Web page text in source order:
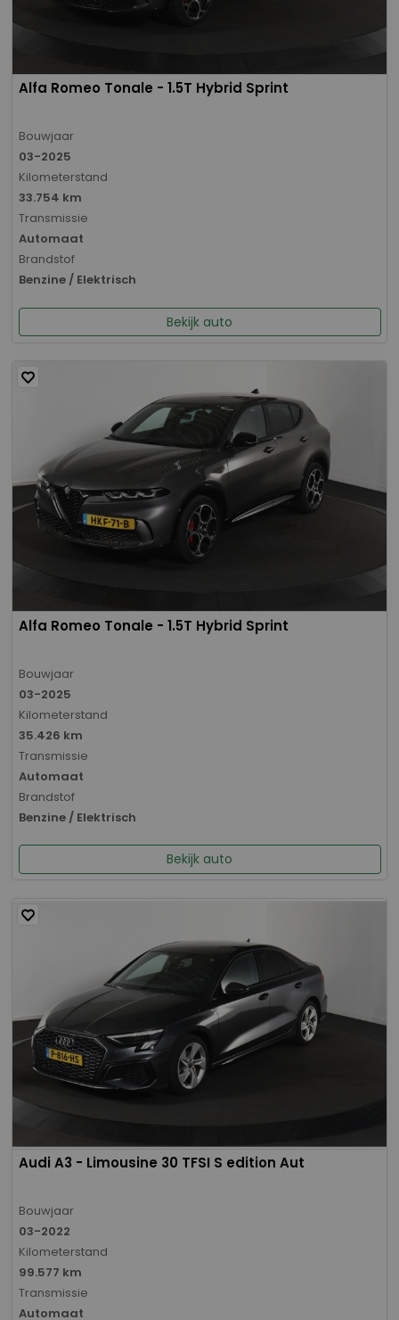
Alfa Romeo Tonale - 1.5T Hybrid Sprint
Bouwjaar
03-2025
Kilometerstand
33.754 km
Transmissie
Automaat
Brandstof
Benzine / Elektrisch
Bekijk auto
Alfa Romeo Tonale - 1.5T Hybrid Sprint
Bouwjaar
03-2025
Kilometerstand
35.426 km
Transmissie
Automaat
Brandstof
Benzine / Elektrisch
Bekijk auto
Audi A3 - Limousine 30 TFSI S edition Aut
Bouwjaar
03-2022
Kilometerstand
99.577 km
Transmissie
Automaat